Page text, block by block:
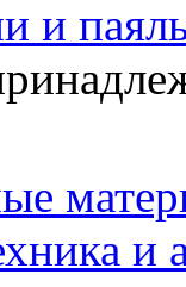
и
и